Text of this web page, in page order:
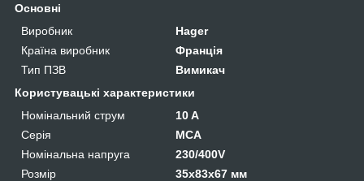
Основні
Виробник
Hager
Країна виробник
Франція
Тип ПЗВ
Вимикач
Користувацькi характеристики
Номінальний струм
10 A
Серія
MCA
Номінальна напруга
230/400V
Розмір
35x83x67 мм